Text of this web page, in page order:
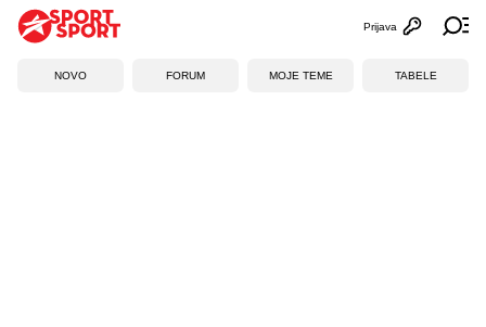
Otvori
Prijava
NOVO FORUM MOJE TEME TABELE